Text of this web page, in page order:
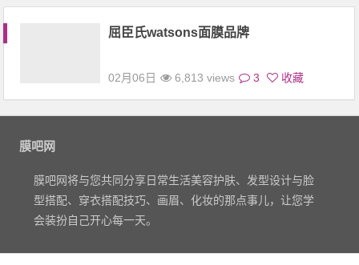
屈臣氏watsons面膜品牌
02月06日 6,813 views 3 收藏
膜吧网
膜吧网将与您共同分享日常生活美容护肤、发型设计与脸
型搭配、穿衣搭配技巧、画眉、化妆的那点事儿，让您学
会装扮自己开心每一天。